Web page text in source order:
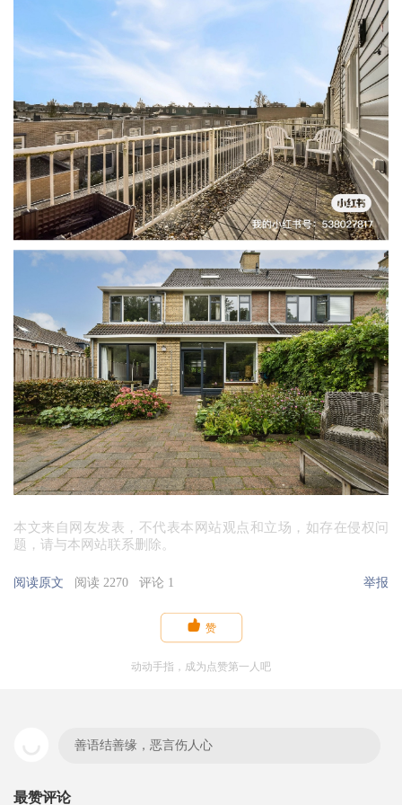
本文来自网友发表，不代表本网站观点和立场，如存在侵权问
题，请与本网站联系删除。
阅读原文 阅读 2270 评论 1 举报
 赞
动动手指，成为点赞第一人吧
善语结善缘，恶言伤人心
最赞评论